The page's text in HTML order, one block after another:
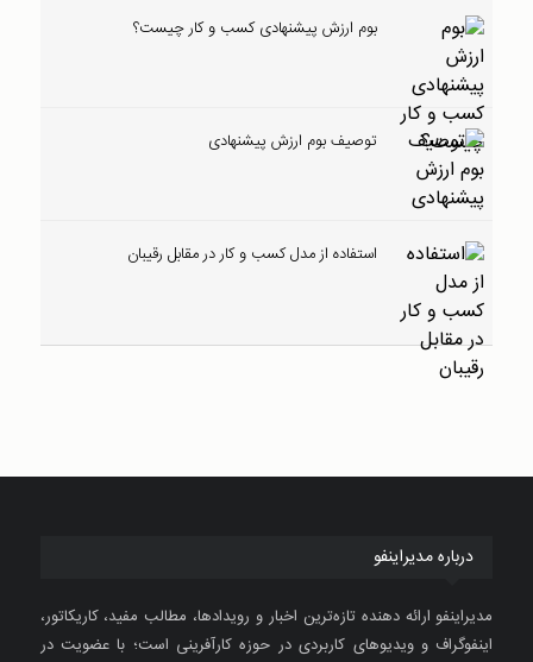
بوم ارزش پیشنهادی کسب و کار چیست؟
توصیف بوم ارزش پیشنهادی
استفاده از مدل کسب و کار در مقابل رقیبان
درباره مدیراینفو
مدیراینفو ارائه دهنده تازه‌ترین اخبار و رویدادها، مطالب مفید، کاریکاتور،
اینفوگراف و ویدیوهای کاربردی در حوزه کارآفرینی است؛ با عضویت در